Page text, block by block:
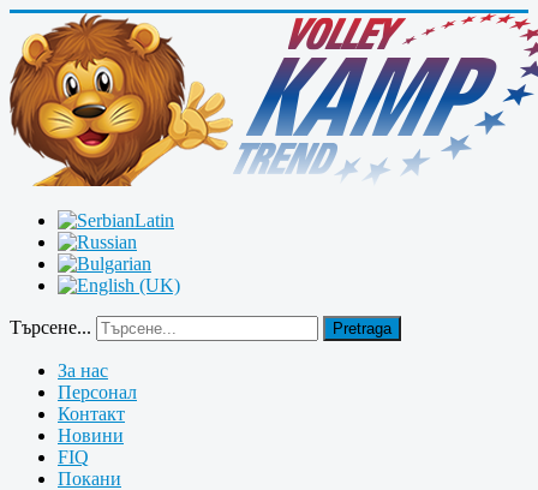
Търсене... Pretraga
За нас
Персонал
Контакт
Новини
FIQ
Покани